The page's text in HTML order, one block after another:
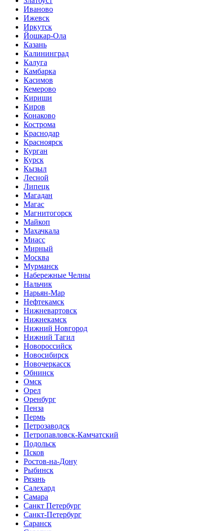
Иваново
Ижевск
Иркутск
Йошкар-Ола
Казань
Калининград
Калуга
Камбарка
Касимов
Кемерово
Кириши
Киров
Конаково
Кострома
Краснодар
Красноярск
Курган
Курск
Кызыл
Лесной
Липецк
Магадан
Магас
Магнитогорск
Майкоп
Махачкала
Миасс
Мирный
Москва
Мурманск
Набережные Челны
Нальчик
Нарьян-Мар
Нефтекамск
Нижневартовск
Нижнекамск
Нижний Новгород
Нижний Тагил
Новороссийск
Новосибирск
Новочеркасск
Обнинск
Омск
Орел
Оренбург
Пенза
Пермь
Петрозаводск
Петропавловск-Камчатский
Подольск
Псков
Ростов-на-Дону
Рыбинск
Рязань
Салехард
Самара
Санкт Петербург
Санкт-Петербург
Саранск